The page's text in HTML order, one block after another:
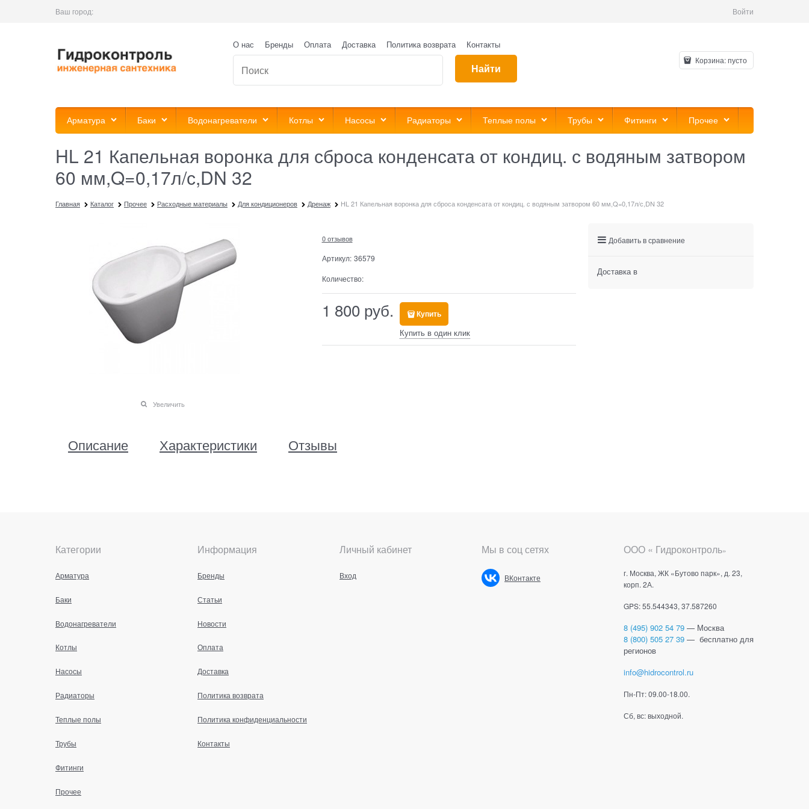
Ваш город: Войти
О нас Бренды Оплата Доставка Политика возврата Контакты
Найти
Корзина:пусто
Арматура Баки Водонагреватели Котлы Насосы Радиаторы Теплые полы Трубы Фитинги Прочее
HL 21 Капельная воронка для сброса конденсата от кондиц. с водяным затвором
60 мм,Q=0,17л/с,DN 32
Главная Каталог Прочее Расходные материалы Для кондиционеров Дренаж HL 21 Капельная воронка для сброса конденсата от кондиц. с водяным затвором 60 мм,Q=0,17л/с,DN 32
Увеличить
0 отзывов
Артикул: 36579
Количество:
1 800 руб. Купить
Купить в один клик
Описание Характеристики Отзывы
Добавить в сравнение
Доставка в
Категории
Арматура
Баки
Водонагреватели
Котлы
Насосы
Радиаторы
Теплые полы
Трубы
Фитинги
Прочее
Информация
Бренды
Статьи
Новости
Оплата
Доставка
Политика возврата
Политика конфиденциальности
Контакты
Личный кабинет
Вход
Мы в соц сетях
ВКонтакте
ООО « Гидроконтроль»
г. Москва, ЖК «Бутово парк», д. 23,
корп. 2А.
GPS: 55.544343, 37.587260
8 (495) 902 54 79 — Москва
8 (800) 505 27 39 — бесплатно для
регионов
info@hidrocontrol.ru
Пн-Пт: 09.00-18.00.
Сб, вс: выходной.